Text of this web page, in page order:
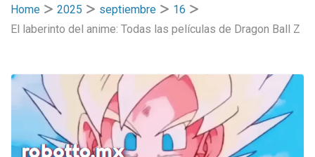
Home
2025 septiembre
16
El laberinto del anime: Todas las películas de Dragon Ball Z